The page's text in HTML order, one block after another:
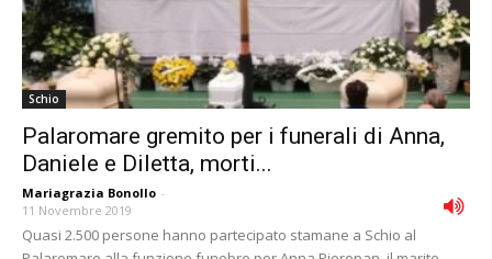
Schio
Palaromare gremito per i funerali di Anna,
Daniele e Diletta, morti...
Mariagrazia Bonollo -
11 Novembre 2019
Quasi 2.500 persone hanno partecipato stamane a Schio al